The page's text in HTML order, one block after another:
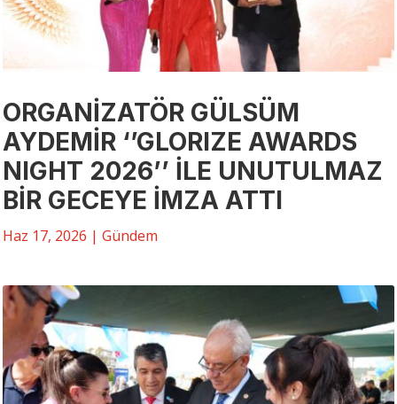
ORGANİZATÖR GÜLSÜM
AYDEMİR ‘’GLORIZE AWARDS
NIGHT 2026’’ İLE UNUTULMAZ
BİR GECEYE İMZA ATTI
Haz 17, 2026 | Gündem